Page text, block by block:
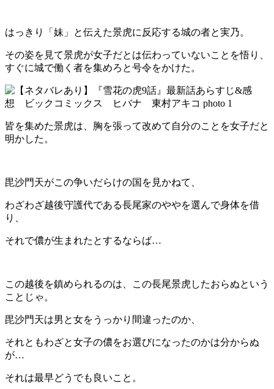
はっきり「妹」と伝えた景虎に反応する城の者と実乃。
その姿を見て景虎が女子だとは伝わっていないことを悟り、
すぐに城で働く者を集めろと号令をかけた。
皆を集めた景虎は、胸を張って改めて自分のことを女子だと
明かした。
毘沙門天がこの争いだらけの国を見かねて、
わざわざ越後守護代である長尾家のややを選んで身体を借
り、
それで儂が生まれたとするならば…
この越後を鎮められるのは、この長尾景虎したおらぬという
ことじゃ。
毘沙門天は男と女をうっかり間違ったのか、
それともわざと女子の儂をお選びになったのかは分からぬ
が…
それは最早どうでも良いこと。